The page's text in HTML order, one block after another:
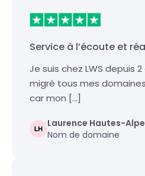
Service à l’écoute et
Je suis chez LWS depuis
migré tous mes
car mon […]
Laurence Hautes-
Nom de domaine